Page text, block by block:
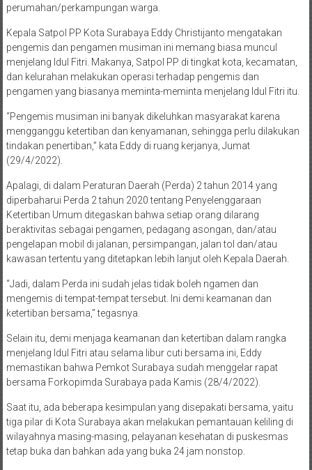
perumahan/perkampungan warga.
Kepala Satpol PP Kota Surabaya Eddy Christijanto mengatakan
pengemis dan pengamen musiman ini memang biasa muncul
menjelang Idul Fitri. Makanya, Satpol PP di tingkat kota, kecamatan,
dan kelurahan melakukan operasi terhadap pengemis dan
pengamen yang biasanya meminta-meminta menjelang Idul Fitri itu.
“Pengemis musiman ini banyak dikeluhkan masyarakat karena
mengganggu ketertiban dan kenyamanan, sehingga perlu dilakukan
tindakan penertiban,” kata Eddy di ruang kerjanya, Jumat
(29/4/2022).
Apalagi, di dalam Peraturan Daerah (Perda) 2 tahun 2014 yang
diperbaharui Perda 2 tahun 2020 tentang Penyelenggaraan
Ketertiban Umum ditegaskan bahwa setiap orang dilarang
beraktivitas sebagai pengamen, pedagang asongan, dan/atau
pengelapan mobil di jalanan, persimpangan, jalan tol dan/atau
kawasan tertentu yang ditetapkan lebih lanjut oleh Kepala Daerah.
“Jadi, dalam Perda ini sudah jelas tidak boleh ngamen dan
mengemis di tempat-tempat tersebut. Ini demi keamanan dan
ketertiban bersama,” tegasnya.
Selain itu, demi menjaga keamanan dan ketertiban dalam rangka
menjelang Idul Fitri atau selama libur cuti bersama ini, Eddy
memastikan bahwa Pemkot Surabaya sudah menggelar rapat
bersama Forkopimda Surabaya pada Kamis (28/4/2022).
Saat itu, ada beberapa kesimpulan yang disepakati bersama, yaitu
tiga pilar di Kota Surabaya akan melakukan pemantauan keliling di
wilayahnya masing-masing, pelayanan kesehatan di puskesmas
tetap buka dan bahkan ada yang buka 24 jam nonstop.